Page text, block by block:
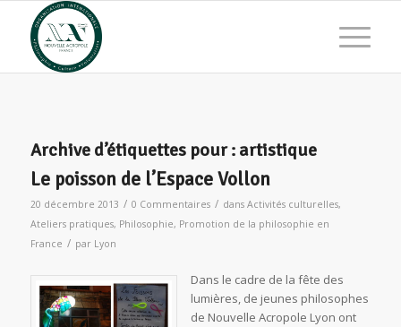
Archive d’étiquettes pour : artistique
Le poisson de l’Espace Vollon
20 décembre 2013 / 0 Commentaires / dans Activités culturelles,
Ateliers pratiques, Philosophie, Promotion de la philosophie en
France / par Lyon
Dans le cadre de la fête des
lumières, de jeunes philosophes
de Nouvelle Acropole Lyon ont